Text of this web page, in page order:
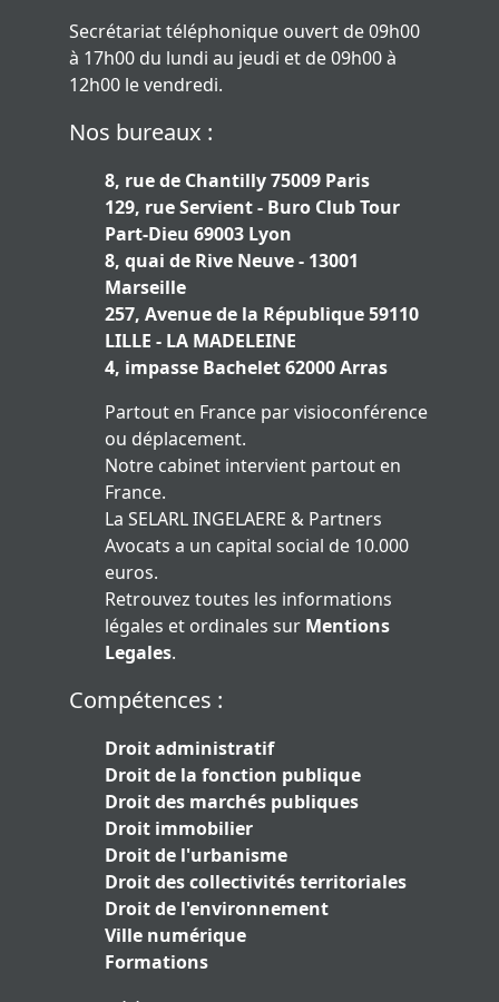
Secrétariat téléphonique ouvert de 09h00
à 17h00 du lundi au jeudi et de 09h00 à
12h00 le vendredi.
Nos bureaux :
8, rue de Chantilly 75009 Paris
129, rue Servient - Buro Club Tour
Part-Dieu 69003 Lyon
8, quai de Rive Neuve - 13001
Marseille
257, Avenue de la République 59110
LILLE - LA MADELEINE
4, impasse Bachelet 62000 Arras
Partout en France par visioconférence
ou déplacement.
Notre cabinet intervient partout en
France.
La SELARL INGELAERE & Partners
Avocats a un capital social de 10.000
euros.
Retrouvez toutes les informations
légales et ordinales sur Mentions
Legales.
Compétences :
Droit administratif
Droit de la fonction publique
Droit des marchés publiques
Droit immobilier
Droit de l'urbanisme
Droit des collectivités territoriales
Droit de l'environnement
Ville numérique
Formations